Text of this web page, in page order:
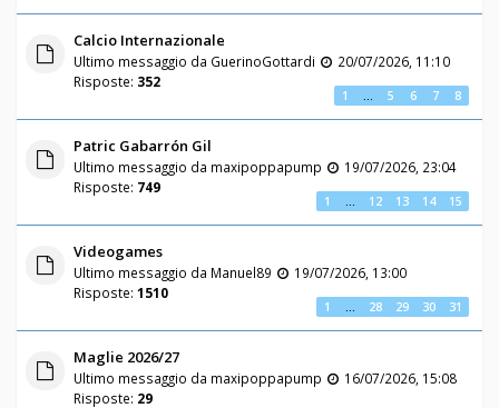
Calcio Internazionale
Ultimo messaggio da GuerinoGottardi
20/07/2026, 11:10
Risposte: 352
1 5 6 7 8
Patric Gabarrón Gil
Ultimo messaggio da maxipoppapump
19/07/2026, 23:04
Risposte: 749
1 12 13 14 15
Videogames
Ultimo messaggio da Manuel89
19/07/2026, 13:00
Risposte: 1510
1 28 29 30 31
Maglie 2026/27
Ultimo messaggio da maxipoppapump
16/07/2026, 15:08
Risposte: 29